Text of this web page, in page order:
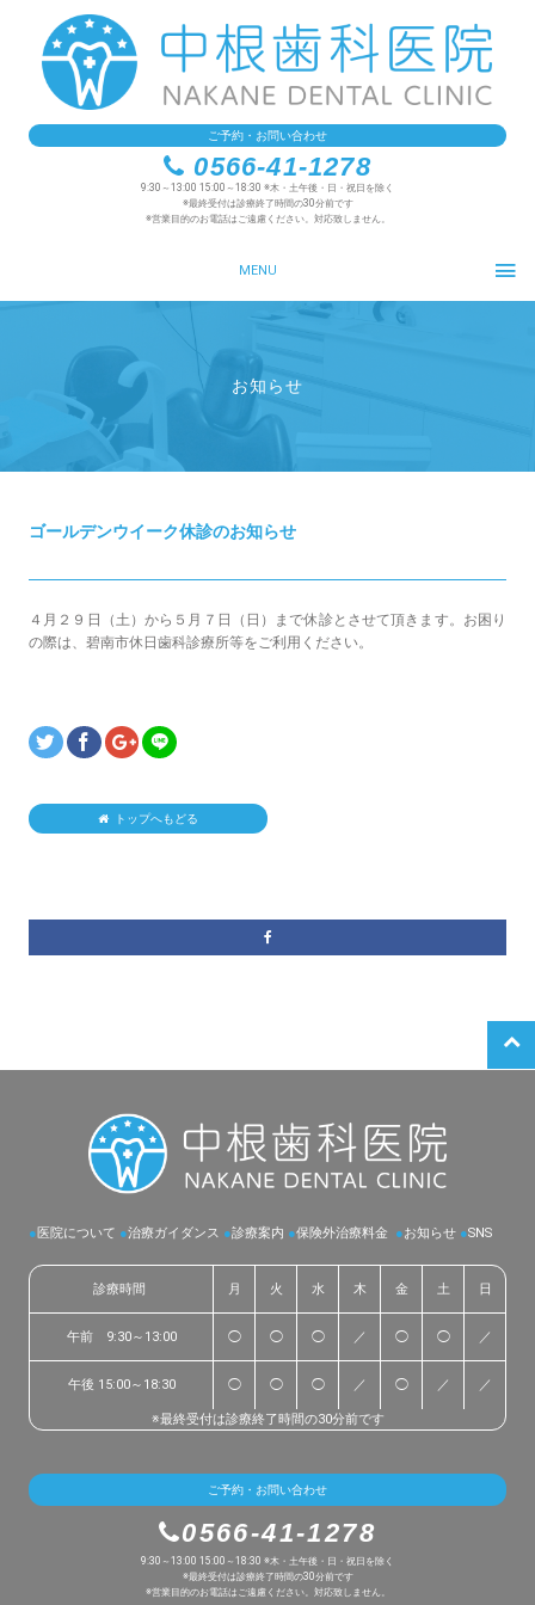
ご予約・お問い合わせ
0566-41-1278
9:30～13:00 15:00～18:30 ※木・土午後・日・祝日を除く
※最終受付は診療終了時間の30分前です
※営業目的のお電話はご遠慮ください。対応致しません。
MENU
お知らせ
ゴールデンウイーク休診のお知らせ
４月２９日（土）から５月７日（日）まで休診とさせて頂きます。お困り
の際は、碧南市休日歯科診療所等をご利用ください。
トップへもどる
● 医院について ●治療ガイダンス ●診療案内 ●保険外治療料金 ●お知らせ ●SNS
診療時間 月 火 水 木 金 土 日
午前 9:30～13:00 ◯ ◯ ◯ ／ ◯ ◯ ／
午後 15:00～18:30 ◯ ◯ ◯ ／ ◯ ／ ／
※最終受付は診療終了時間の30分前です
ご予約・お問い合わせ
0566-41-1278
9:30～13:00 15:00～18:30 ※木・土午後・日・祝日を除く
※最終受付は診療終了時間の30分前です
※営業目的のお電話はご遠慮ください。対応致しません。